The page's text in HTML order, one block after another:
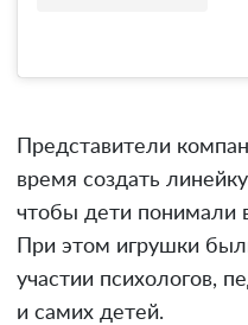
Представители
время создать
чтобы дети понимали
При этом игрушки
участии психологов,
и самих детей.